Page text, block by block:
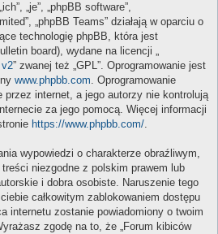
„je”, „phpBB software”,
„phpBB Teams” działają w oparciu o
technologię phpBB, która jest
board), wydane na licencji „
” zwanej też „GPL”. Oprogramowanie jest
www.phpbb.com. Oprogramowanie
przez internet, a jego autorzy nie kontrolują
za jego pomocą. Więcej informacji
https://www.phpbb.com/.
wypowiedzi o charakterze obraźliwym,
niezgodne z polskim prawem lub
i dobra osobiste. Naruszenie tego
całkowitym zablokowaniem dostępu
internetu zostanie powiadomiony o twoim
zgodę na to, że „Forum kibiców